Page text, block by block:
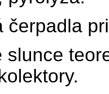
čerpadla
slunce